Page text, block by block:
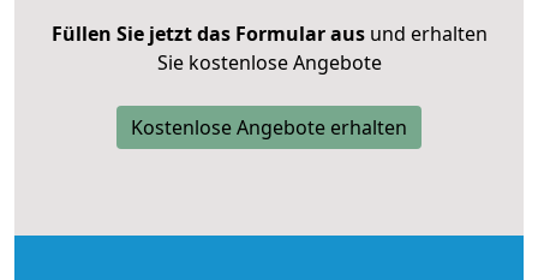
Füllen Sie jetzt das Formular ausund erhalten
Sie kostenlose Angebote
Kostenlose Angebote erhalten